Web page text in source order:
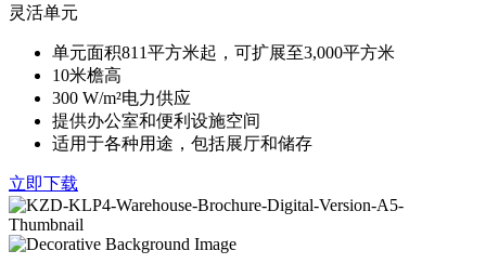
灵活单元
单元面积811平方米起，可扩展至3,000平方米
10米檐高
300 W/m²电力供应
提供办公室和便利设施空间
适用于各种用途，包括展厅和储存
立即下载